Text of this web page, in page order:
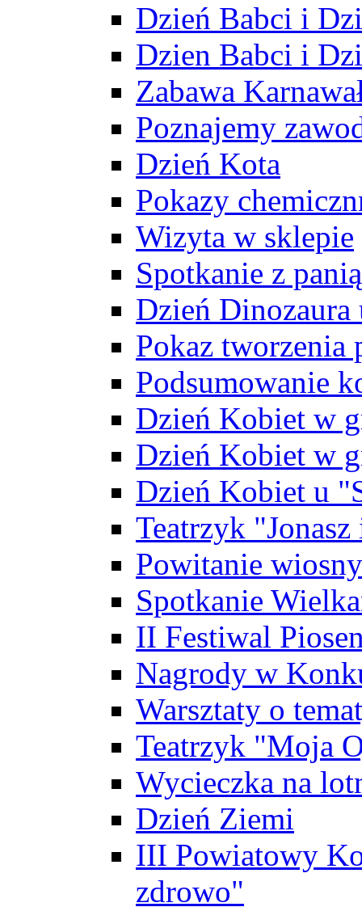
Dzień Babci i
Dzien Babci i
Zabawa
Poznajemy
Dzień Kota
Pokazy
Wizyta w sklepie
Spotkanie z
Dzień
Pokaz tworzenia
Podsumowanie
Dzień Kobiet w
Dzień Kobiet w
Dzień Kobiet u
Teatrzyk
Powitanie wiosny
Spotkanie
II Festiwal
Nagrody w
Warsztaty o
Teatrzyk "Moja
Wycieczka na
Dzień Ziemi
III Powiatowy
zdrowo"